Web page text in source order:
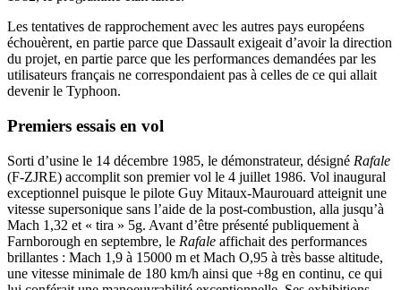
Les tentatives de rapprochement avec les autres pays européens
échouèrent, en partie parce que Dassault exigeait d’avoir la direction
du projet, en partie parce que les performances demandées par les
utilisateurs français ne correspondaient pas à celles de ce qui allait
devenir le Typhoon.
Premiers essais en vol
Sorti d’usine le 14 décembre 1985, le démonstrateur, désigné Rafale
(F-ZJRE) accomplit son premier vol le 4 juillet 1986. Vol inaugural
exceptionnel puisque le pilote Guy Mitaux-Maurouard atteignit une
vitesse supersonique sans l’aide de la post-combustion, alla jusqu’à
Mach 1,32 et « tira » 5g. Avant d’être présenté publiquement à
Farnborough en septembre, le Rafale affichait des performances
brillantes : Mach 1,9 à 15000 m et Mach O,95 à très basse altitude,
une vitesse minimale de 180 km/h ainsi que +8g en continu, ce qui